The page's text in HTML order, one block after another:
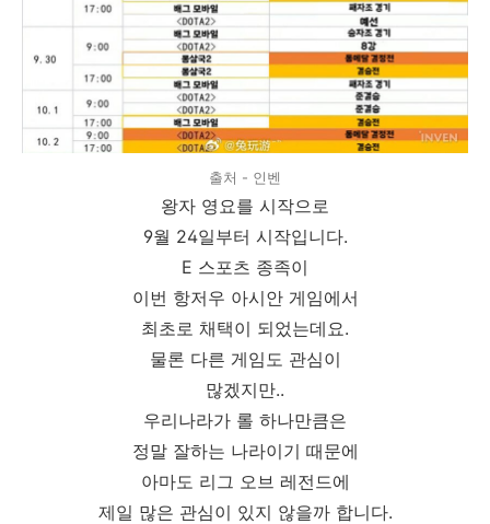
출처 - 인벤
왕자 영요를 시작으로
9월 24일부터 시작입니다.
E 스포츠 종족이
이번 항저우 아시안 게임에서
최초로 채택이 되었는데요.
물론 다른 게임도 관심이
많겠지만..
우리나라가 롤 하나만큼은
정말 잘하는 나라이기 때문에
아마도 리그 오브 레전드에
제일 많은 관심이 있지 않을까 합니다.